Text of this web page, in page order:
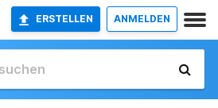
ERSTELLEN ANMELDEN